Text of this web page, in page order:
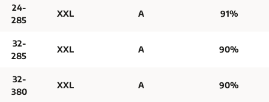
24-
285
XXL A 91%
32-
285
XXL A 90%
32-
380
XXL A 90%